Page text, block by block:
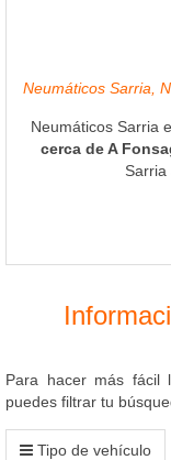
Neumáticos Sarria,
Neumáticos Sarria
cerca de A
Sarria
Para hacer más
puedes filtrar tu
Tipo de vehículo